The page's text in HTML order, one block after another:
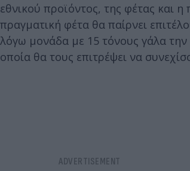
εθνικού προϊόντος, της φέτας και
πραγματική φέτα θα παίρνει
λόγω μονάδα με 15 τόνους γάλα
οποία θα τους επιτρέψει να